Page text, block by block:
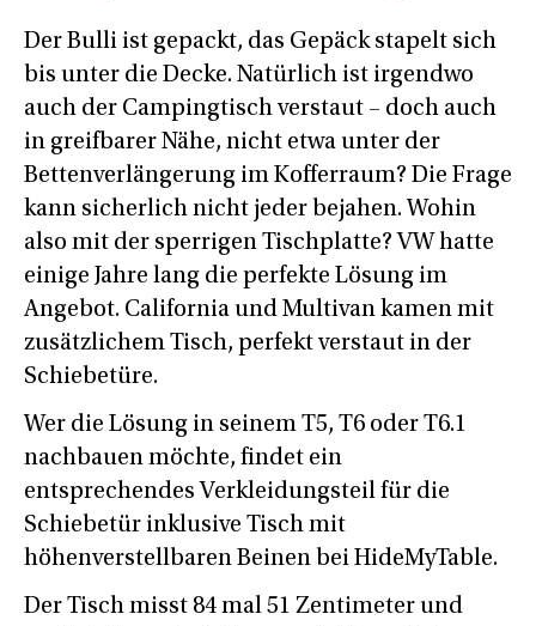
Der Bulli ist gepackt, das Gepäck stapelt sich
bis unter die Decke. Natürlich ist irgendwo
auch der Campingtisch verstaut – doch auch
in greifbarer Nähe, nicht etwa unter der
Bettenverlängerung im Kofferraum? Die Frage
kann sicherlich nicht jeder bejahen. Wohin
also mit der sperrigen Tischplatte? VW hatte
einige Jahre lang die perfekte Lösung im
Angebot. California und Multivan kamen mit
zusätzlichem Tisch, perfekt verstaut in der
Schiebetüre.
Wer die Lösung in seinem T5, T6 oder T6.1
nachbauen möchte, findet ein
entsprechendes Verkleidungsteil für die
Schiebetür inklusive Tisch mit
höhenverstellbaren Beinen bei HideMyTable.
Der Tisch misst 84 mal 51 Zentimeter und